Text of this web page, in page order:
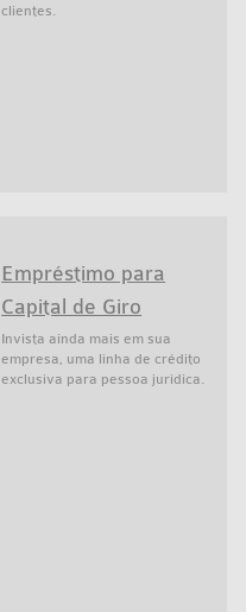
clientes.
Empréstimo para
Capital de Giro
Invista ainda mais em sua
empresa, uma linha de crédito
exclusiva para pessoa jurídica.